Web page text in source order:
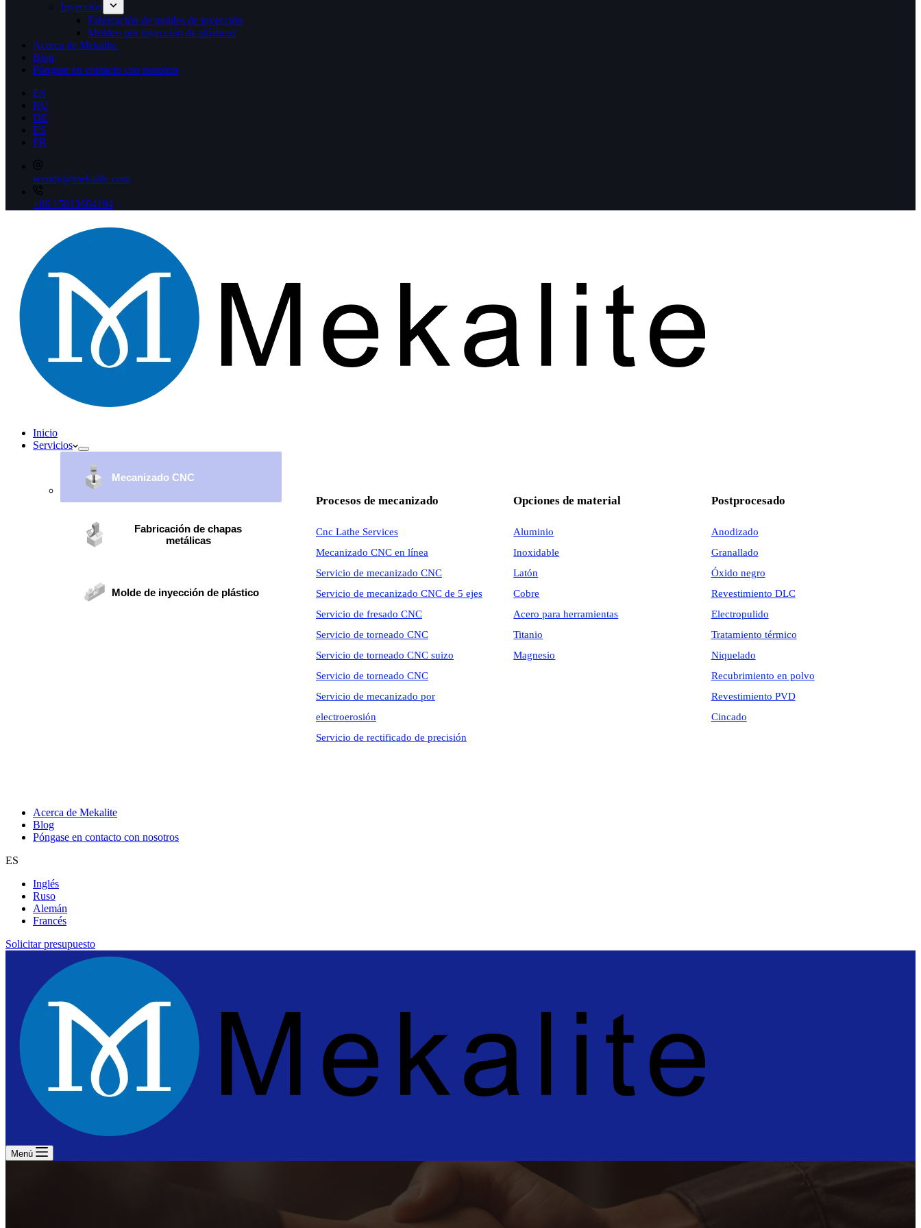
Inyección
Fabricación de moldes de inyección
Moldeo por inyección de plásticos
Acerca de Mekalite
Blog
Póngase en contacto con nosotros
ES
RU
DE
ES
FR
wendy@mekalite.com
+86 15013664194
Inicio
Servicios
Mecanizado CNC
Fabricación de chapas
metálicas
Molde de inyección de plástico
Procesos de mecanizado
Cnc Lathe Services
Mecanizado CNC en línea
Servicio de mecanizado CNC
Servicio de mecanizado CNC de 5 ejes
Servicio de fresado CNC
Servicio de torneado CNC
Servicio de torneado CNC suizo
Servicio de torneado CNC
Servicio de mecanizado por
electroerosión
Servicio de rectificado de precisión
Opciones de material
Aluminio
Inoxidable
Latón
Cobre
Acero para herramientas
Titanio
Magnesio
Postprocesado
Anodizado
Granallado
Óxido negro
Revestimiento DLC
Electropulido
Tratamiento térmico
Niquelado
Recubrimiento en polvo
Revestimiento PVD
Cincado
Acerca de Mekalite
Blog
Póngase en contacto con nosotros
ES
Inglés
Ruso
Alemán
Francés
Solicitar presupuesto
Menú